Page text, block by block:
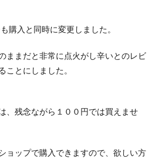
購入と同時に変更しました。
ままだと非常に点火がし辛いとのレビ
ことにしました。
、残念ながら１００円では買えませ
ョップで購入できますので、欲しい方